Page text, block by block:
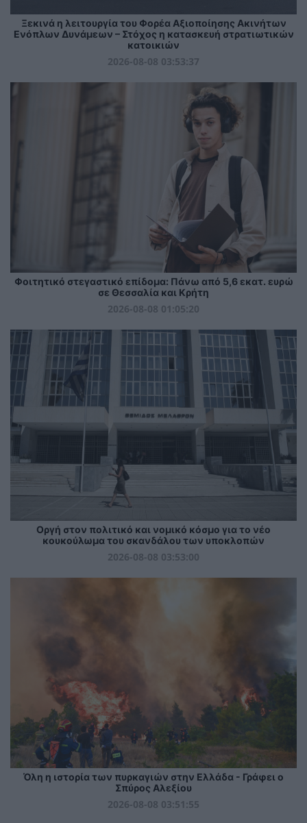
Ξεκινά η λειτουργία του Φορέα Αξιοποίησης Ακινήτων
Ενόπλων Δυνάμεων – Στόχος η κατασκευή στρατιωτικών
κατοικιών
2026-08-08 03:53:37
Φοιτητικό στεγαστικό επίδομα: Πάνω από 5,6 εκατ. ευρώ
σε Θεσσαλία και Κρήτη
2026-08-08 01:05:20
Οργή στον πολιτικό και νομικό κόσμο για το νέο
κουκούλωμα του σκανδάλου των υποκλοπών
2026-08-08 03:53:00
Όλη η ιστορία των πυρκαγιών στην Ελλάδα - Γράφει ο
Σπύρος Αλεξίου
2026-08-08 03:51:55